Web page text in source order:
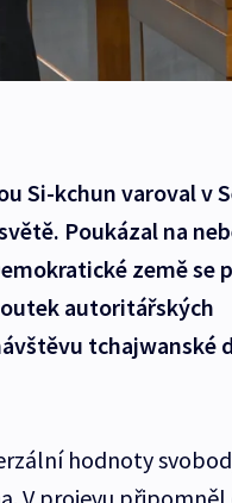
Si-kchun varoval v
Poukázal na
země se
autoritářských
tchajwanské
hodnoty